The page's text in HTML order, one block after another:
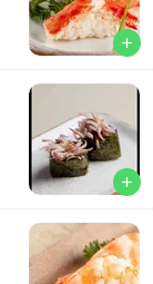
add
add